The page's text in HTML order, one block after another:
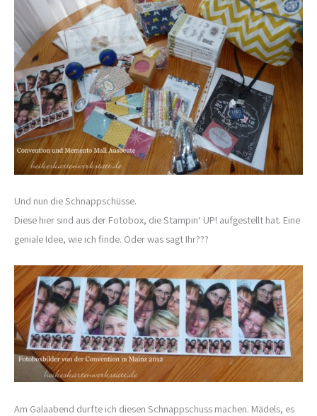
Und nun die Schnappschüsse.
Diese hier sind aus der Fotobox, die Stampin‘ UP! aufgestellt hat. Eine
geniale Idee, wie ich finde. Oder was sagt Ihr???
Am Galaabend durfte ich diesen Schnappschuss machen. Mädels, es